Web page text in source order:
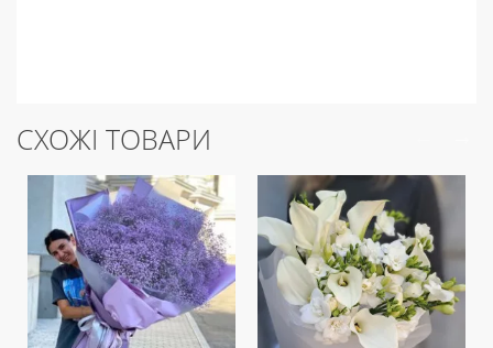
СХОЖІ ТОВАРИ